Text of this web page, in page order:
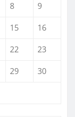
8
9
15
16
22
23
29
30